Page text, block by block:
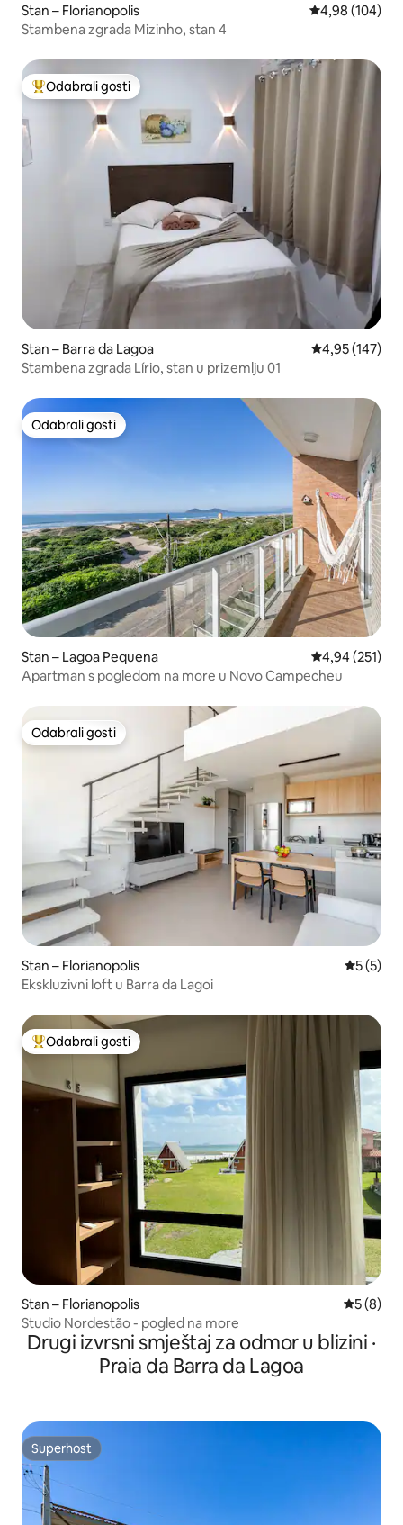
Stan – Florianopolis Prosječna
4,98 (104)
Stambena zgrada Mizinho, stan 4
Među najviše rangiranima s oznakom „Odabrali gosti”
Odabrali gosti
Stan – Barra da Lagoa Prosječna
4,95 (147)
Stambena zgrada Lírio, stan u prizemlju 01
Odabrali gosti
Odabrali gosti
Stan – Lagoa Pequena Prosječna
4,94 (251)
Apartman s pogledom na more u Novo Campecheu
Odabrali gosti
Odabrali gosti
Stan – Florianopolis
5 (5)
Ekskluzivni loft u Barra da Lagoi
Među najviše rangiranima s oznakom „Odabrali gosti”
Odabrali gosti
Stan – Florianopolis
5 (8)
Studio Nordestão - pogled na more
Drugi izvrsni smještaj za odmor u blizini ·
Praia da Barra da Lagoa
Superhost
Superhost